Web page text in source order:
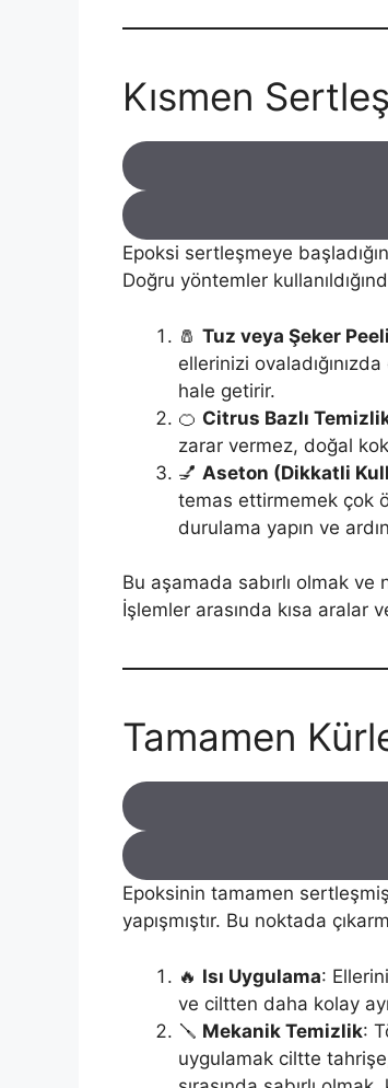
Kısmen
Epoksi sertleşmeye
Doğru yöntemler
🧂 Tuz veya Şeker
ellerinizi
hale getirir.
🍊 Citrus Bazlı
zarar vermez, doğal
💅 Aseton (Dikkatli
temas ettirmemek çok
durulama yapın ve
Bu aşamada sabırlı olmak
İşlemler arasında kısa aralar
Tamamen
Epoksinin tamamen
yapışmıştır. Bu noktada
🔥 Isı Uygulama:
ve ciltten daha kolay
🪛 Mekanik Temizlik:
uygulamak ciltte